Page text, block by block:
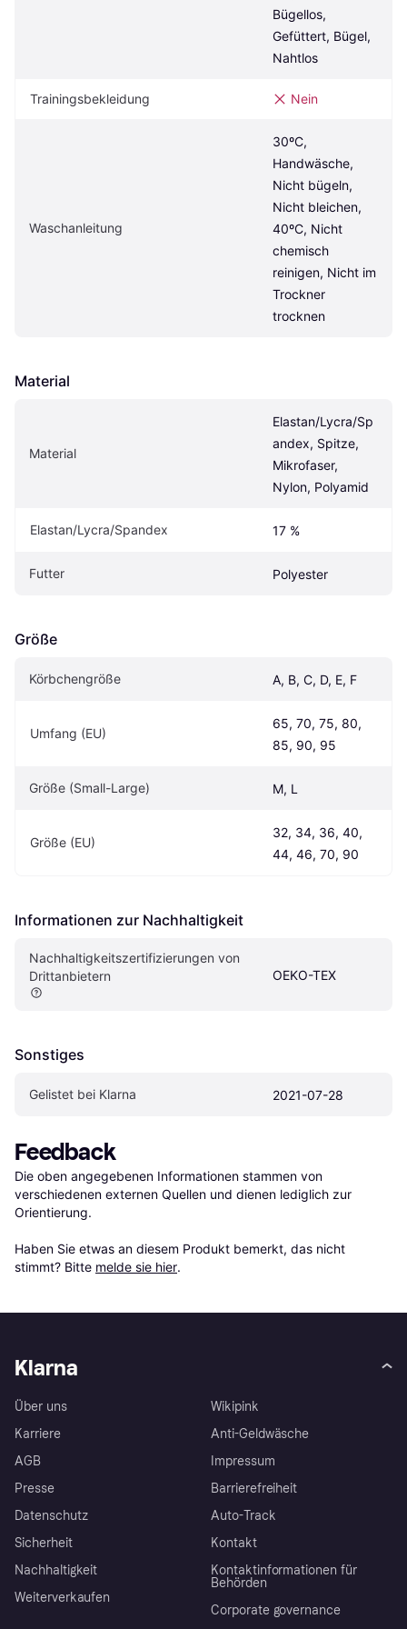
Bügellos,
Gefüttert, Bügel,
Nahtlos
Trainingsbekleidung Nein
Waschanleitung
30ºC,
Handwäsche,
Nicht bügeln,
Nicht bleichen,
40ºC, Nicht
chemisch
reinigen, Nicht im
Trockner
trocknen
Material
Material
Elastan/Lycra/Sp
andex, Spitze,
Mikrofaser,
Nylon, Polyamid
Elastan/Lycra/Spandex 17 %
Futter Polyester
Größe
Körbchengröße A, B, C, D, E, F
Umfang (EU)
65, 70, 75, 80,
85, 90, 95
Größe (Small-Large) M, L
Größe (EU)
32, 34, 36, 40,
44, 46, 70, 90
Informationen zur Nachhaltigkeit
Nachhaltigkeitszertifizierungen von
Drittanbietern
OEKO-TEX
Sonstiges
Gelistet bei Klarna 2021-07-28
Feedback
Die oben angegebenen Informationen stammen von
verschiedenen externen Quellen und dienen lediglich zur
Orientierung.
Haben Sie etwas an diesem Produkt bemerkt, das nicht
stimmt? Bitte melde sie hier.
Klarna
Über uns
Karriere
AGB
Presse
Datenschutz
Sicherheit
Nachhaltigkeit
Weiterverkaufen
Wikipink
Anti-Geldwäsche
Impressum
Barrierefreiheit
Auto-Track
Kontakt
Kontaktinformationen für
Behörden
Corporate governance